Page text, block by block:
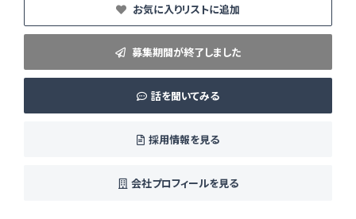
お気に入りリストに追加
募集期間が終了しました
話を聞いてみる
採用情報を見る
会社プロフィールを見る